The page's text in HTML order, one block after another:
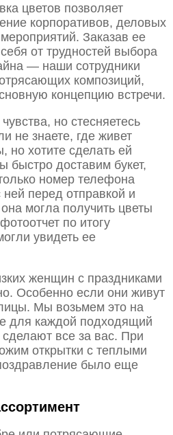
цветов позволяет
корпоративов, деловых
Заказав ее
от трудностей выбора
— наши сотрудники
композиций,
концепцию встречи.
но стесняетесь
не знаете, где живет
хотите сделать ей
быстро доставим букет,
номер телефона
перед отправкой и
могла получить цветы
по итогу
увидеть ее
женщин с праздниками
Особенно если они живут
Мы возьмем это на
для каждой подходящий
все за вас. При
открытки с теплыми
было еще